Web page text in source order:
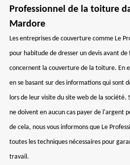
Professionnel de la toiture
Mardore
Les entreprises de couverture comme Le
pour habitude de dresser un devis avant
concernent la couverture de la toiture. En
en se basant sur des informations qui sont
lors de leur visite du site web de la société.
ne doivent en aucun cas payer de l'argent
de cela, nous vous informons que Le
toutes les techniques nécessaires pour
travail.